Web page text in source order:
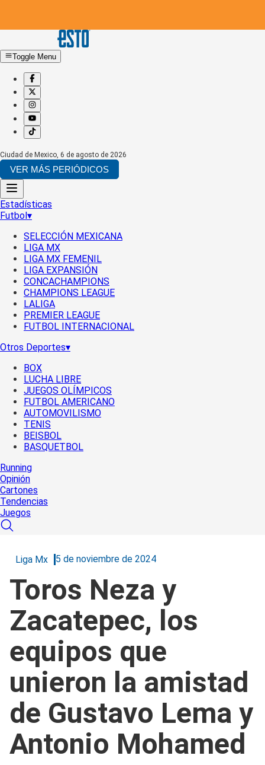
Toggle Menu
Ciudad de Mexico, 6 de agosto de 2026
VER MÁS PERIÓDICOS
Estadísticas
Futbol▾
SELECCIÓN MEXICANA
LIGA MX
LIGA MX FEMENIL
LIGA EXPANSIÓN
CONCACHAMPIONS
CHAMPIONS LEAGUE
LALIGA
PREMIER LEAGUE
FUTBOL INTERNACIONAL
Otros Deportes▾
BOX
LUCHA LIBRE
JUEGOS OLÍMPICOS
FUTBOL AMERICANO
AUTOMOVILISMO
TENIS
BEISBOL
BASQUETBOL
Running
Opinión
Cartones
Tendencias
Juegos
Liga Mx 5 de noviembre de 2024
Toros Neza y
Zacatepec, los
equipos que
unieron la amistad
de Gustavo Lema y
Antonio Mohamed